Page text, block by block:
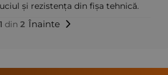
și rezistența din fișa tehnică.
1 din 2 Înainte